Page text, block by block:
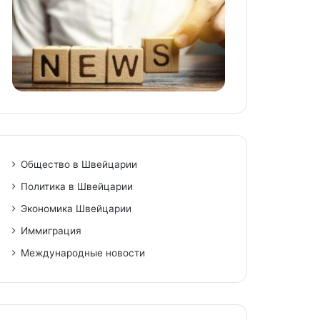
Общество в Швейцарии
Политика в Швейцарии
Экономика Швейцарии
Иммиграция
Международные новости